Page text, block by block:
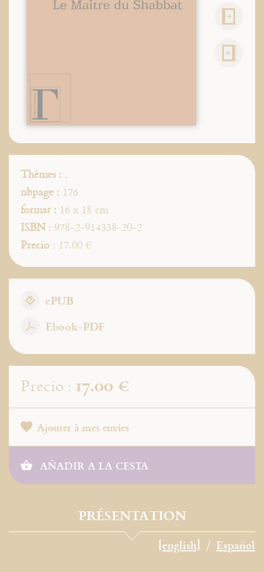
Thèmes : ,
nbpage : 176
format : 16 x 18 cm
ISBN: 978-2-914338-20-2
Precio : 17.00 €
ePUB
Ebook-PDF
Precio : 17.00 €
Ajouter à mes envies
AÑADIR A LA CESTA
PRÉSENTATION
[english] Español